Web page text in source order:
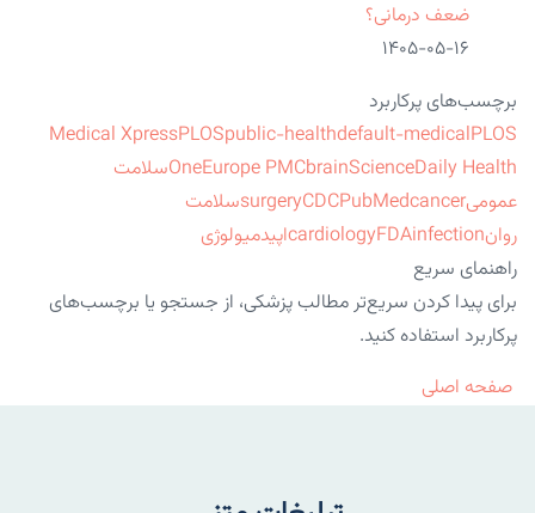
ضعف درمانی؟
۱۴۰۵-۰۵-۱۶
برچسب‌های پرکاربرد
Medical XpressPLOSpublic-healthdefault-medicalPLOS
OneEurope PMCbrainScienceDaily Health
سلامت
عمومی
surgeryCDCPubMedcancer
سلامت
روان
cardiologyFDAinfection
اپیدمیولوژی
راهنمای سریع
برای پیدا کردن سریع‌تر مطالب پزشکی، از جستجو یا برچسب‌های
پرکاربرد استفاده کنید.
صفحه اصلی